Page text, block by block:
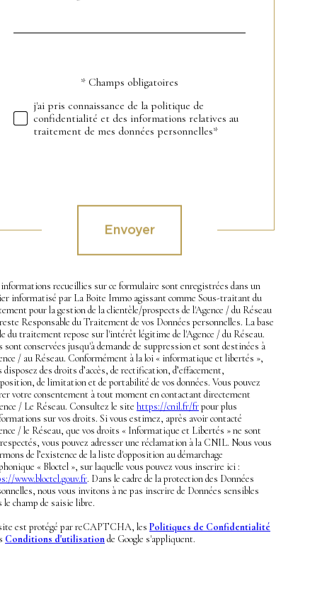
défaut
Validation* Champs obligatoires
j'ai pris connaissance de la politique de
confidentialité et des informations relatives au
traitement de mes données personnelles*
Envoyer
recueillies sur ce formulaire sont enregistrées dans un
informatisé par La Boite Immo agissant comme Sous-traitant du
pour la gestion de la clientèle/prospects de l'Agence / du Réseau
Responsable du Traitement de vos Données personnelles. La base
du traitement repose sur l'intérêt légitime de l'Agence / du Réseau.
sont conservées jusqu'à demande de suppression et sont destinées à
/ au Réseau. Conformément à la loi « informatique et libertés »,
disposez des droits d’accès, de rectification, d’effacement,
de limitation et de portabilité de vos données. Vous pouvez
votre consentement à tout moment en contactant directement
/ Le Réseau. Consultez le site https://cnil.fr/frpour plus
sur vos droits. Si vous estimez, après avoir contacté
/ le Réseau, que vos droits « Informatique et Libertés » ne sont
vous pouvez adresser une réclamation à la CNIL. Nous vous
de l’existence de la liste d'opposition au démarchage
« Bloctel », sur laquelle vous pouvez vous inscrire ici :
www.bloctel.gouv.fr. Dans le cadre de la protection des Données
nous vous invitons à ne pas inscrire de Données sensibles
le champ de saisie libre.
est protégé par reCAPTCHA, les Politiques de Confidentialité
Conditions d'utilisationde Google s'appliquent.